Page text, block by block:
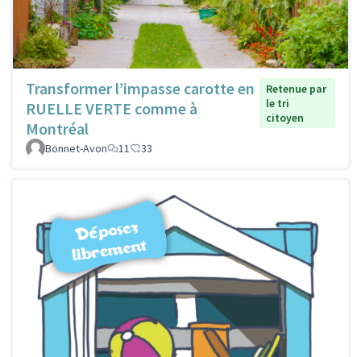
Transformer l’impasse carotte en
RUELLE VERTE comme à
Montréal
Retenue par
le tri
citoyen
Bonnet-Avon 11 33